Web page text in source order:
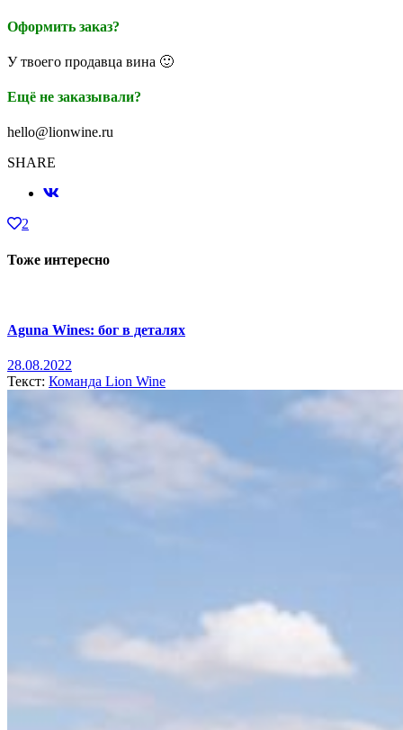
Оформить заказ?
У твоего продавца вина 🙂
Ещё не заказывали?
hello@lionwine.ru
SHARE
2
Тоже интересно
Aguna Wines: бог в деталях
28.08.2022
Текст: Команда Lion Wine